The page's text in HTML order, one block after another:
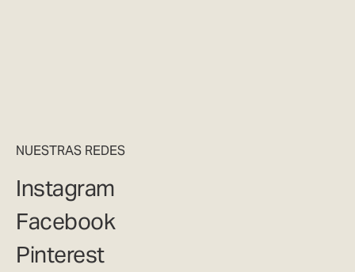
NUESTRAS REDES
Instagram
Facebook
Pinterest